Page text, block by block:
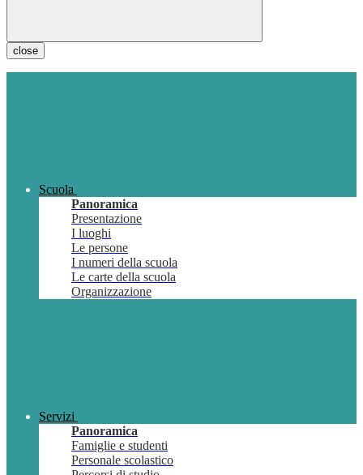
close
Scuola
Panoramica
Presentazione
I luoghi
Le persone
I numeri della scuola
Le carte della scuola
Organizzazione
Servizi
Panoramica
Famiglie e studenti
Personale scolastico